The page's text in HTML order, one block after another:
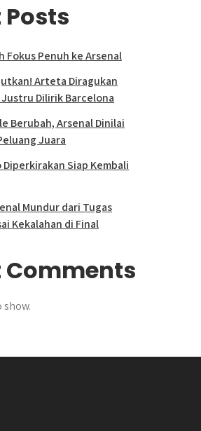
Posts
Fokus Penuh ke Arsenal
Arteta Diragukan
Dilirik Barcelona
Berubah, Arsenal Dinilai
Juara
Diperkirakan Siap Kembali
Mundur dari Tugas
Kekalahan di Final
Comments